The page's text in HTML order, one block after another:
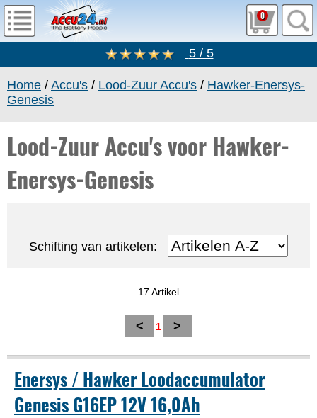
0
5 / 5
Home / Accu's / Lood-Zuur Accu's / Hawker-Enersys-
Genesis
Lood-Zuur Accu's voor Hawker-
Enersys-Genesis
Schifting van artikelen:
17 Artikel
< 1 >
Enersys / Hawker Loodaccumulator
Genesis G16EP 12V 16,0Ah